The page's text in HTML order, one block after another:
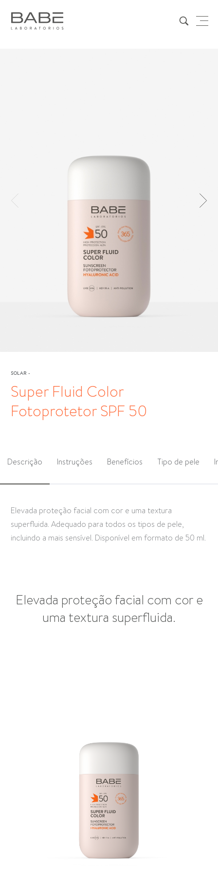
SOLAR-
Super Fluid Color
Fotoprotetor SPF 50
Descrição Instruções Benefícios Tipo de pele
Elevada proteção facial com cor e uma textura
superfluida. Adequado para todos os tipos de pele,
incluindo a mais sensível. Disponível em formato de 50 ml.
Elevada proteção facial com cor e
uma textura superfluida.